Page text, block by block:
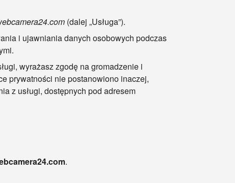
(dalej „Usługa”).
i ujawniania danych osobowych podczas
wyrażasz zgodę na gromadzenie i
prywatności nie postanowiono inaczej,
z usługi, dostępnych pod adresem
.